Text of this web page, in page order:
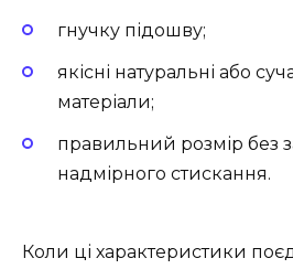
гнучку підошву;
якісні натуральні або
матеріали;
правильний розмір без
надмірного стискання.
Коли ці характеристики